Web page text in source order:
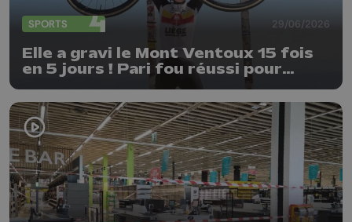
SPORTS 29/06/2026
Elle a gravi le Mont Ventoux 15 fois
en 5 jours ! Pari fou réussi pour